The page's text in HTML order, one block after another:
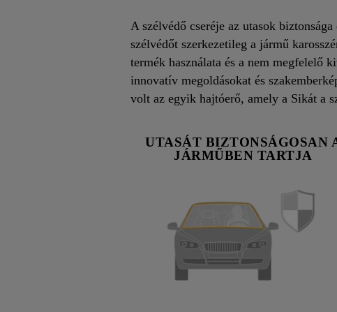
A szélvédő cseréje az utasok
szélvédőt szerkezetileg a jármű
termék használata és a nem megfelelő
innovatív megoldásokat és
volt az egyik hajtóerő, amely a Sikát a
UTASÁT BIZTONSÁGOSAN
JÁRMŰBEN TARTJA